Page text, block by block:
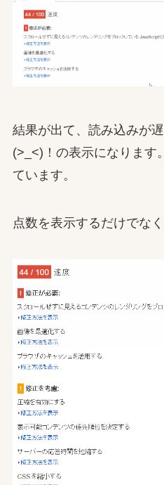
結果が出て、読み込みが
(>_<)！の表示になります
ています。
点数を表示するだけでなく